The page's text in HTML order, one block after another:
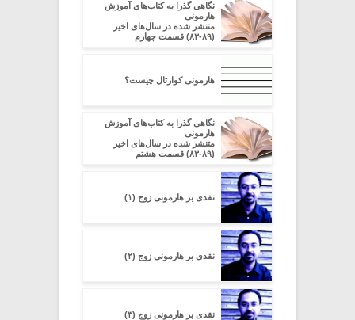
نگاهی گذرا به کتاب‌های آموزش
هارمونی
متنشر شده در سال‌های اخیر
(۸۹-۸۳) قسمت چهارم
هارمونی کوارتال چیست؟
نگاهی گذرا به کتاب‌های آموزش
هارمونی
متنشر شده در سال‌های اخیر
(۸۹-۸۳) قسمت هشتم
نقدی بر هارمونی زوج (۱)
نقدی بر هارمونی زوج (۲)
نقدی بر هارمونی زوج (۳)